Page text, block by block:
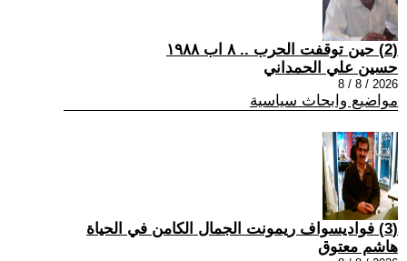
(2) حين توقفت الحرب .. ٨ اب ١٩٨٨
حسين علي الحمداني
2026 / 8 / 8
مواضيع وابحاث سياسية
(3) فواديسواف ريمونت الجمال الكامن في الحياة
هاشم معتوق